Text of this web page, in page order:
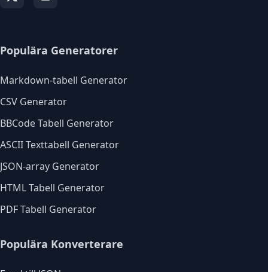
Populära Generatorer
Markdown-tabell Generator
CSV Generator
BBCode Tabell Generator
ASCII Texttabell Generator
JSON-array Generator
HTML Tabell Generator
PDF Tabell Generator
Populära Konverterare